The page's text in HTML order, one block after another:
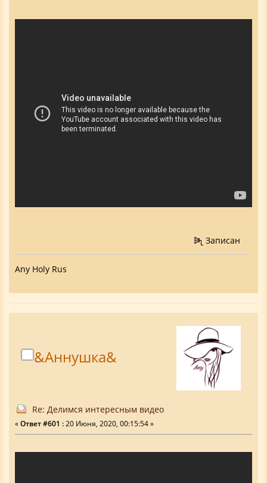
Записан
Any Holy Rus
&Аннушка&
Re: Делимся интересным видео
«Ответ #601 :20 Июня, 2020, 00:15:54 »